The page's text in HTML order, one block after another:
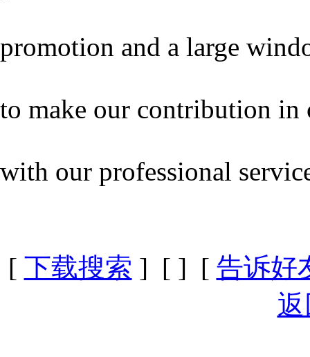
promotion and a large
to make our contribution
with our professional
[ 下载搜索 ] [ ] [ 告诉好